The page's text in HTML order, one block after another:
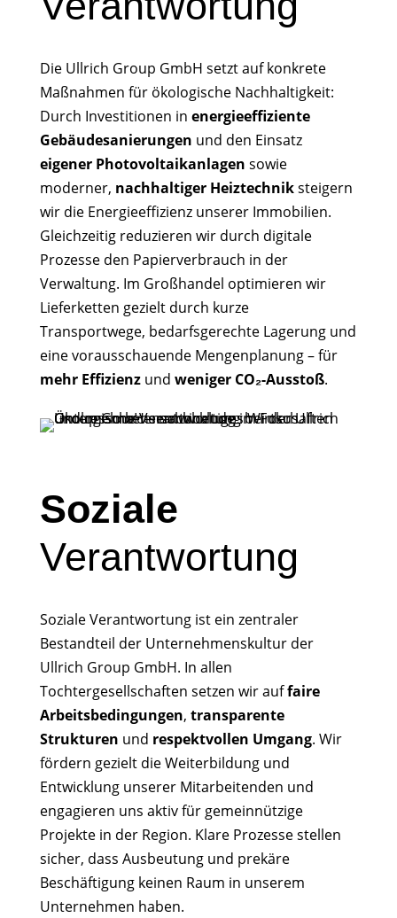
Die Ullrich Group GmbH setzt auf konkrete
Maßnahmen für ökologische Nachhaltigkeit:
Durch Investitionen in energieeffiziente
Gebäudesanierungen und den Einsatz
eigener Photovoltaikanlagen sowie
moderner, nachhaltiger Heiztechniksteigern
wir die Energieeffizienz unserer Immobilien.
Gleichzeitig reduzieren wir durch digitale
Prozesse den Papierverbrauch in der
Verwaltung. Im Großhandel optimieren wir
Lieferketten gezielt durch kurze
Transportwege, bedarfsgerechte Lagerung und
eine vorausschauende Mengenplanung – für
mehr Effizienzund weniger CO₂-Ausstoß.
Soziale
Verantwortung
Soziale Verantwortung ist ein zentraler
Bestandteil der Unternehmenskultur der
Ullrich Group GmbH. In allen
Tochtergesellschaften setzen wir auffaire
Arbeitsbedingungen, transparente
Strukturen und respektvollen Umgang. Wir
fördern gezielt die Weiterbildung und
Entwicklung unserer Mitarbeitenden und
engagieren uns aktiv für gemeinnützige
Projekte in der Region. Klare Prozesse stellen
sicher, dass Ausbeutung und prekäre
Beschäftigung keinen Raum in unserem
Unternehmen haben.